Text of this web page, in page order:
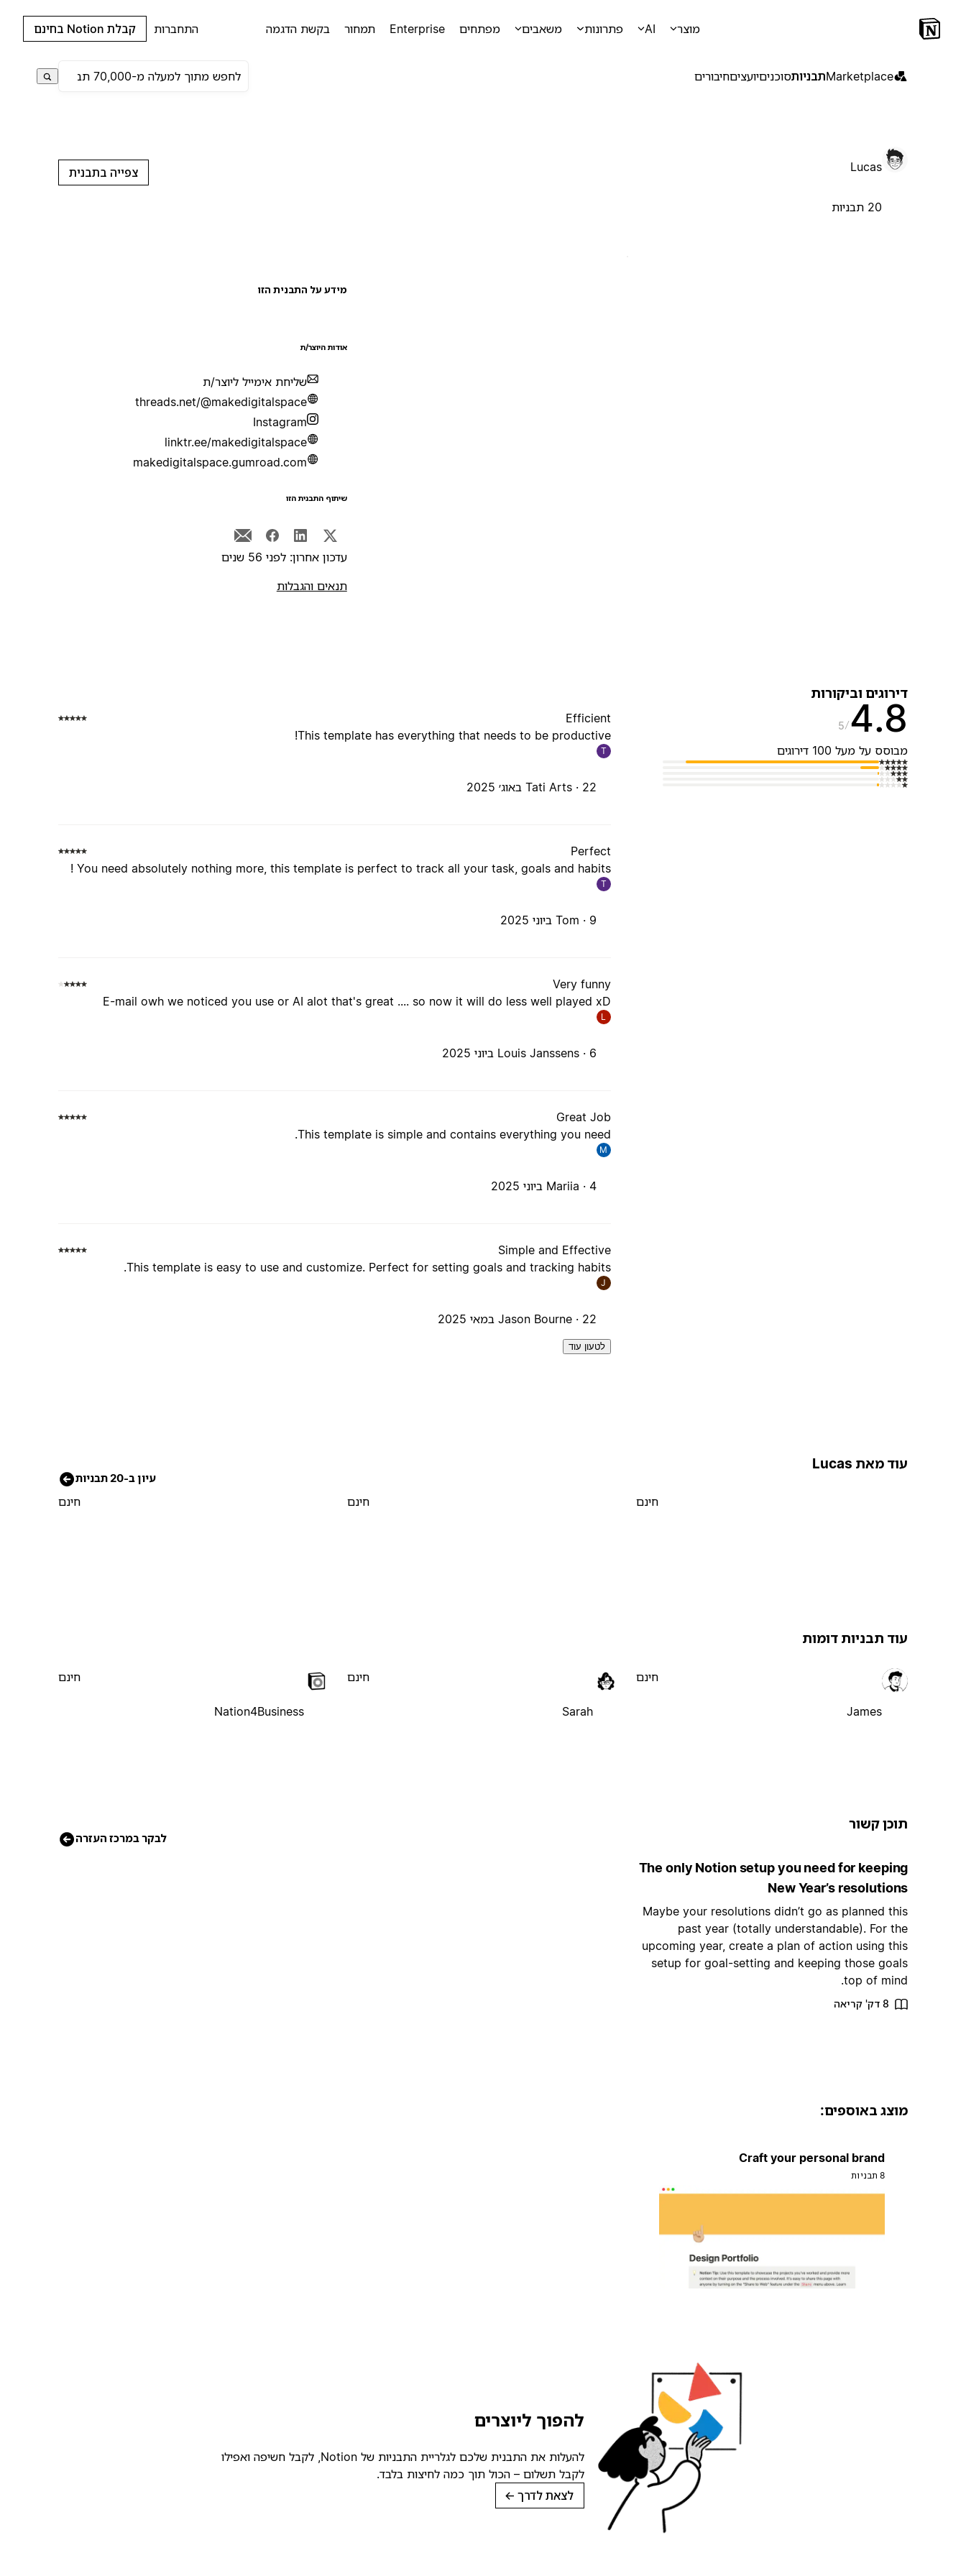
מוצר AI פתרונות משאבים מפתחים Enterprise תמחור בקשת הדגמה התחברות קבלת Notion בחינם
Marketplaceתבניותסוכניםיועציםחיבורים
Lucas
20 תבניות
צפייה בתבנית
מידע על התבנית הזו
אודות היוצר/ת
שליחת אימייל ליוצר/ת
threads.net/@makedigitalspace
Instagram
linktr.ee/makedigitalspace
makedigitalspace.gumroad.com
שיתוף התבנית הזו
עדכון אחרון: לפני 56 שנים
תנאים והגבלות
דירוגים וביקורות
4.8
5
מבוסס על מעל 100 דירוגים
Efficient
This template has everything that needs to be productive!
T
Tati Arts · 22 באוג׳ 2025
Perfect
You need absolutely nothing more, this template is perfect to track all your task, goals and habits !
T
Tom · 9 ביוני 2025
Very funny
E-mail owh we noticed you use or AI alot that's great .... so now it will do less well played xD
L
Louis Janssens · 6 ביוני 2025
Great Job
This template is simple and contains everything you need.
M
Mariia · 4 ביוני 2025
Simple and Effective
This template is easy to use and customize. Perfect for setting goals and tracking habits.
J
Jason Bourne · 22 במאי 2025
לטעון עוד
עוד מאת Lucas
עיון ב-20 תבניות
חינם חינם חינם
עוד תבניות דומות
James
חינם
Sarah
חינם
Nation4Business
חינם
תוכן קשור
לבקר במרכז העזרה
The only Notion setup you need for keeping
New Year’s resolutions
Maybe your resolutions didn’t go as planned this
past year (totally understandable). For the
upcoming year, create a plan of action using this
setup for goal-setting and keeping those goals
top of mind.
8 דק' קריאה
מוצג באוספים:
Craft your personal brand
8 תבניות
להפוך ליוצרים
להעלות את התבנית שלכם לגלריית התבניות של Notion, לקבל חשיפה ואפילו
לקבל תשלום – הכול תוך כמה לחיצות בלבד.
לצאת לדרך →